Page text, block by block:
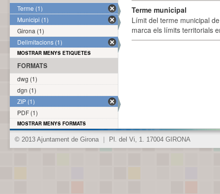
Terme municipal
Límit del terme municipal
marca els límits territorials
Terme (1)
Municipi (1)
Girona (1)
Delimitacions (1)
MOSTRAR MENYS ETIQUETES
FORMATS
dwg (1)
dgn (1)
ZIP (1)
PDF (1)
MOSTRAR MENYS FORMATS
© 2013 Ajuntament de Girona Pl. del Vi, 1. 17004 GIRONA